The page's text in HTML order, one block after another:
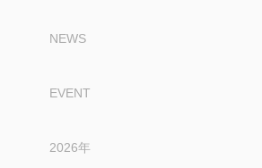
NEWS
EVENT
2026年